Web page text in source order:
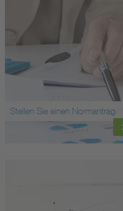
Stellen Sie einen Normantrag